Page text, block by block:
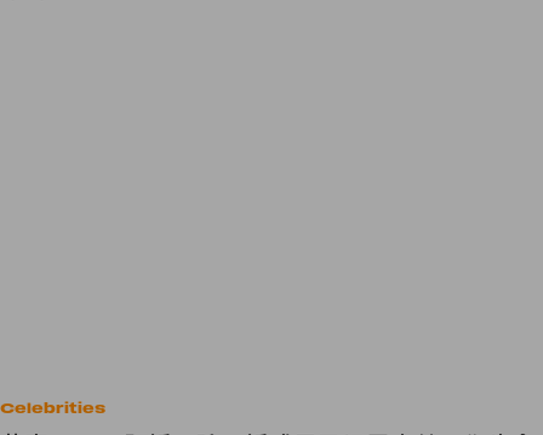
Celebrities